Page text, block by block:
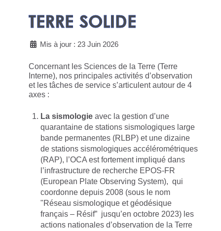
TERRE SOLIDE
Mis à jour : 23 Juin 2026
Concernant les Sciences de la Terre (Terre
Interne), nos principales activités d’observation
et les tâches de service s’articulent autour de 4
axes :
La sismologie avec la gestion d’une
quarantaine de stations sismologiques large
bande permanentes (RLBP) et une dizaine
de stations sismologiques accélérométriques
(RAP), l’OCA est fortement impliqué dans
l’infrastructure de recherche EPOS-FR
(European Plate Observing System), qui
coordonne depuis 2008 (sous le nom
"Réseau sismologique et géodésique
français – Résif” jusqu’en octobre 2023) les
actions nationales d’observation de la Terre